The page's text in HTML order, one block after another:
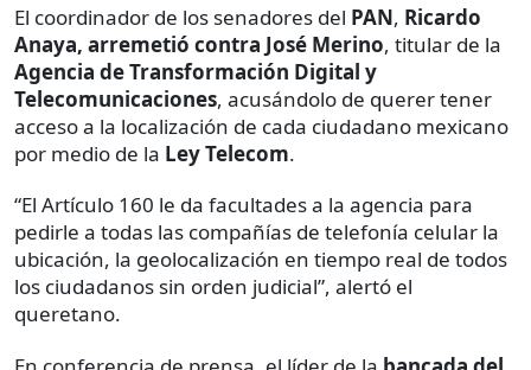
El coordinador de los senadores del PAN, Ricardo
Anaya, arremetió contra José Merino, titular de la
Agencia de Transformación Digital y
Telecomunicaciones, acusándolo de querer tener
acceso a la localización de cada ciudadano mexicano
por medio de la Ley Telecom.
“El Artículo 160 le da facultades a la agencia para
pedirle a todas las compañías de telefonía celular la
ubicación, la geolocalización en tiempo real de todos
los ciudadanos sin orden judicial”, alertó el
queretano.